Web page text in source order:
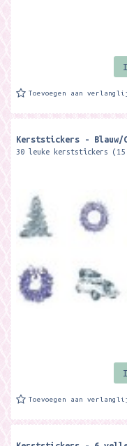
Toevoegen aan
Kerststickers - Blauw/
30 leuke kerststickers
Toevoegen aan